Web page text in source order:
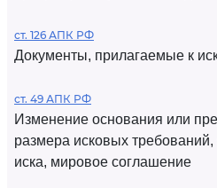
ст. 126 АПК РФ
Документы, прилагаемые к
ст. 49 АПК РФ
Изменение основания или
размера исковых требований,
иска, мировое соглашение